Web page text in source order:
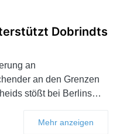
Dobrindts
an
an den Grenzen
stößt bei Berlins…
Mehr anzeigen